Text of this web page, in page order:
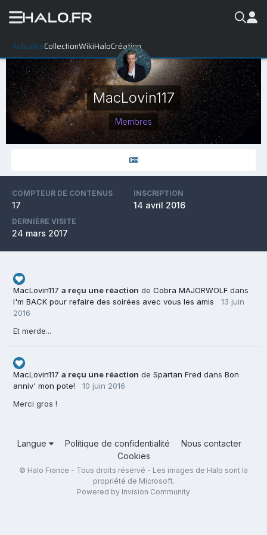
ActualitéCollectionWikiHaloCréation
MacLovin117
Membres
COMPTEUR DE CONTENUS
17
INSCRIPTION
14 avril 2016
DERNIÈRE VISITE
24 mars 2017
MacLovin117 a reçu une réaction de Cobra MAJORWOLF dans
I'm BACK pour refaire des soirées avec vous les amis
13 juin
2016
Et merde...
MacLovin117 a reçu une réaction de Spartan Fred dans Bon
anniv' mon pote!
10 juin 2016
Merci gros !
Langue Politique de confidentialité
Nous contacter
Cookies
© Halo France - Tous droits réservé - Les images de Halo sont la
propriété de Microsoft.
Powered by Invision Community